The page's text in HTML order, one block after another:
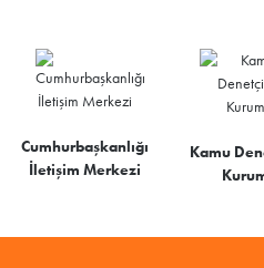
Cumhurbaşkanlığı
İletişim Merkezi
Kamu